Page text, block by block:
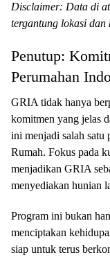
Disclaimer: Data di
tergantung lokasi dan
Penutup:
Perumahan
GRIA tidak hanya
komitmen yang jelas
ini menjadi salah satu
Rumah. Fokus pada
menjadikan GRIA
menyediakan hunian
Program ini bukan
menciptakan
siap untuk terus